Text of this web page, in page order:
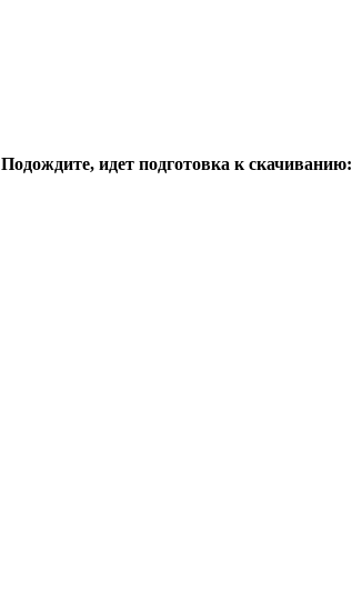
Подождите, идет подготовка к скачиванию: